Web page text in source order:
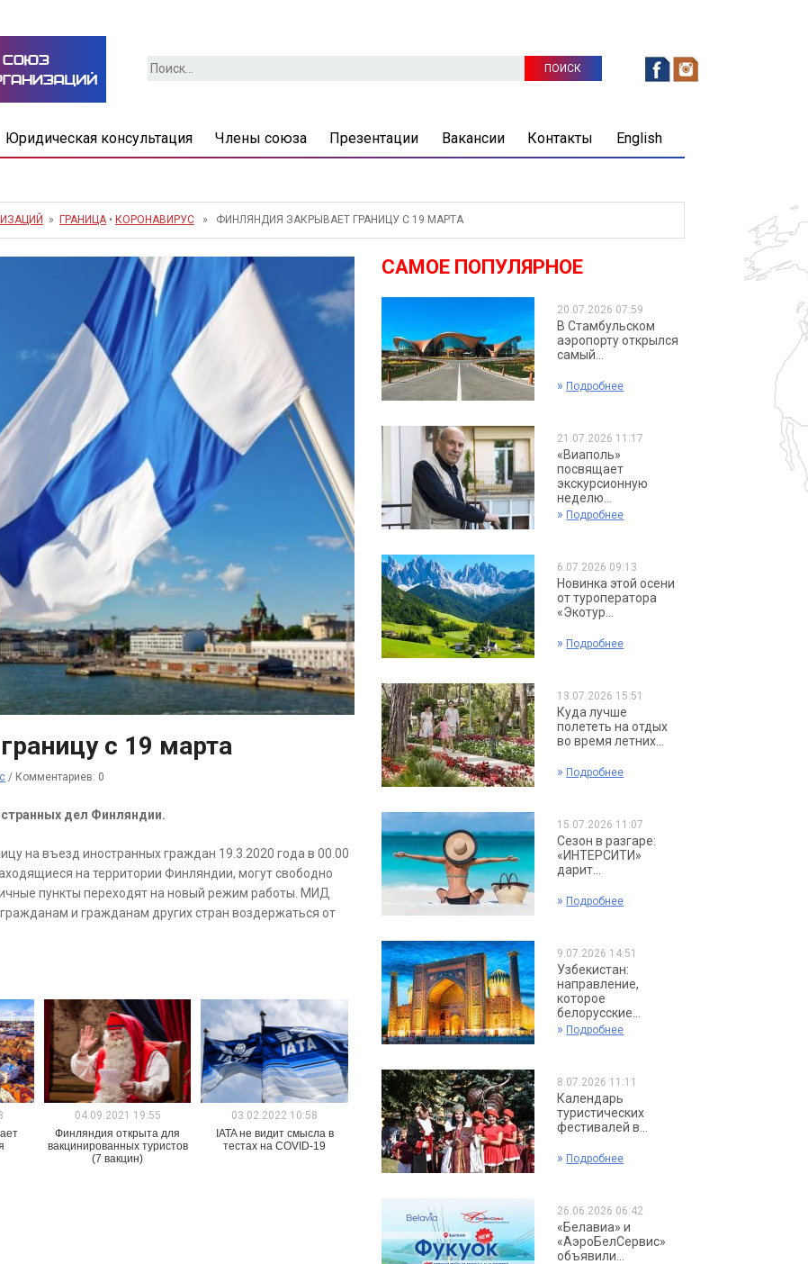
Найти:
Юридическая консультация Члены союза Презентации Вакансии Контакты English
» ГРАНИЦА• КОРОНАВИРУС » ФИНЛЯНДИЯ ЗАКРЫВАЕТ ГРАНИЦУ С 19 МАРТА
с 19 марта
/ Комментариев: 0
дел Финляндии.
на въезд иностранных граждан 19.3.2020 года в 00.00
на территории Финляндии, могут свободно
пункты переходят на новый режим работы. МИД
и гражданам других стран воздержаться от
04.09.2021 19:55
Финляндия открыта для
вакцинированных туристов
(7 вакцин)
03.02.2022 10:58
IATA не видит смысла в
тестах на COVID-19
САМОЕ ПОПУЛЯРНОЕ
20.07.2026 07:59
В Стамбульском
аэропорту открылся
самый...
» Подробнее
21.07.2026 11:17
«Виаполь»
посвящает
экскурсионную
неделю...
» Подробнее
6.07.2026 09:13
Новинка этой осени
от туроператора
«Экотур...
» Подробнее
13.07.2026 15:51
Куда лучше
полететь на отдых
во время летних...
» Подробнее
15.07.2026 11:07
Сезон в разгаре:
«ИНТЕРСИТИ»
дарит...
» Подробнее
9.07.2026 14:51
Узбекистан:
направление,
которое
белорусские...
» Подробнее
8.07.2026 11:11
Календарь
туристических
фестивалей в...
» Подробнее
26.06.2026 06:42
«Белавиа» и
«АэроБелСервис»
объявили...